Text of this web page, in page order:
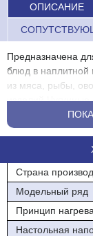
ОПИСАНИЕ
Предназначена
блюд в наплитной
из мяса, рыбы,
изделий.Чугунные
элементов
быстрый и
удобное и
установлена на
Плита имеет
трубы.
Страна
Модельный ряд
Принцип нагрева
Настольная